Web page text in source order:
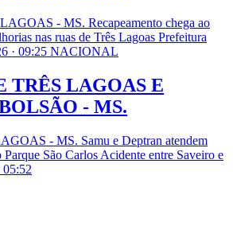
- MS. Recapeamento chega ao
nas ruas de Três Lagoas Prefeitura
· 09:25 NACIONAL
TRÊS LAGOAS E
- MS.
- MS. Samu e Deptran atendem
Parque São Carlos Acidente entre Saveiro e
05:52